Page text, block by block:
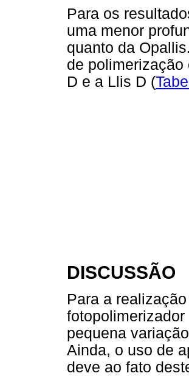
Para os
uma menor
quanto da
de
D e a Llis D (
DISCUSSÃO
Para a
pequena
Ainda, o uso de
deve ao fato